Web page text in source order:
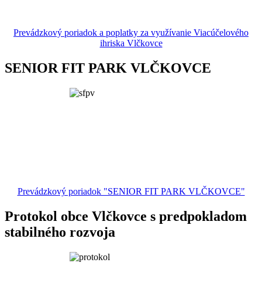
Prevádzkový poriadok a poplatky za využívanie Viacúčelového
ihriska Vlčkovce
SENIOR FIT PARK VLČKOVCE
Prevádzkový poriadok "SENIOR FIT PARK VLČKOVCE"
Protokol obce Vlčkovce s predpokladom
stabilného rozvoja